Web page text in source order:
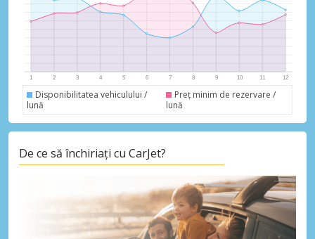
Disponibilitatea vehiculului /
lună
Preț minim de rezervare /
lună
De ce să închiriați cu CarJet?